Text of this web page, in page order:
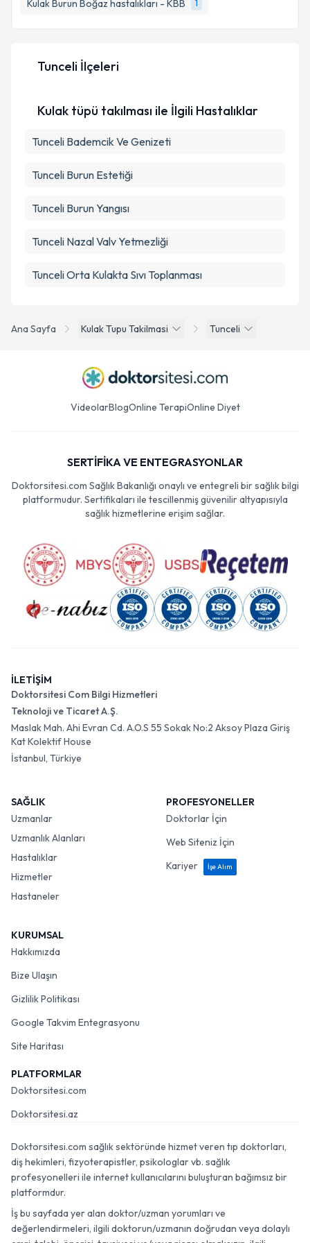
Kulak Burun Boğaz hastalıkları - KBB
1
kapsamda işlenmesini kabul ediyorum.
Ana Sayfa Kulak Tupu Takilmasi Tunceli
Tunceli İlçeleri
Kulak tüpü takılması ile İlgili Hastalıklar
Tunceli Bademcik Ve Genizeti
Tunceli Burun Estetiği
Tunceli Burun Yangısı
Tunceli Nazal Valv Yetmezliği
Tunceli Orta Kulakta Sıvı Toplanması
VideolarBlogOnline TerapiOnline Diyet
SERTİFİKA VE ENTEGRASYONLAR
Doktorsitesi.com Sağlık Bakanlığı onaylı ve entegreli bir sağlık bilgi
platformudur. Sertifikaları ile tescillenmiş güvenilir altyapısıyla
sağlık hizmetlerine erişim sağlar.
İLETİŞİM
Doktorsitesi Com Bilgi Hizmetleri
Teknoloji ve Ticaret A.Ş.
Maslak Mah. Ahi Evran Cd. A.O.S 55 Sokak No:2 Aksoy Plaza Giriş
Kat Kolektif House
İstanbul, Türkiye
SAĞLIK
Uzmanlar
Uzmanlık Alanları
Hastalıklar
Hizmetler
Hastaneler
PROFESYONELLER
Doktorlar İçin
Web Siteniz İçin
Kariyer
İşe Alım
KURUMSAL
Hakkımızda
Bize Ulaşın
Gizlilik Politikası
Google Takvim Entegrasyonu
Site Haritası
PLATFORMLAR
Doktorsitesi.com
Doktorsitesi.az
Doktorsitesi.com sağlık sektöründe hizmet veren tıp doktorları,
diş hekimleri, fizyoterapistler, psikologlar vb. sağlık
profesyonelleri ile internet kullanıcılarını buluşturan bağımsız bir
platformdur.
İş bu sayfada yer alan doktor/uzman yorumları ve
değerlendirmeleri, ilgili doktorun/uzmanın doğrudan veya dolaylı